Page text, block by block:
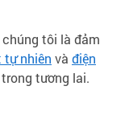
tôi là đảm
tự nhiên và điện
tương lai.